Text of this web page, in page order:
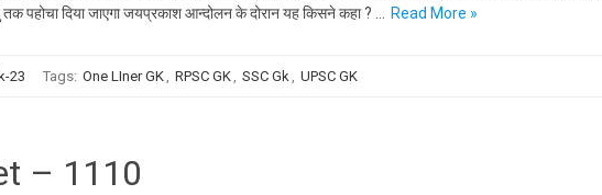
पहोचा दिया जाएगा जयप्रकाश आन्दोलन के दोरान यह किसने कहा ? …
Read More »
23 Tags: One LIner GK, RPSC GK, SSC Gk, UPSC GK
– 1110